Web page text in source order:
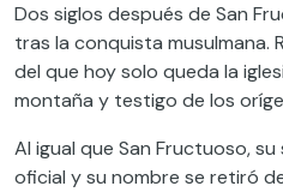
Dos siglos después de San
tras la conquista musulmana.
del que hoy solo queda la
montaña y testigo de los
Al igual que San Fructuoso,
oficial y su nombre se retiró